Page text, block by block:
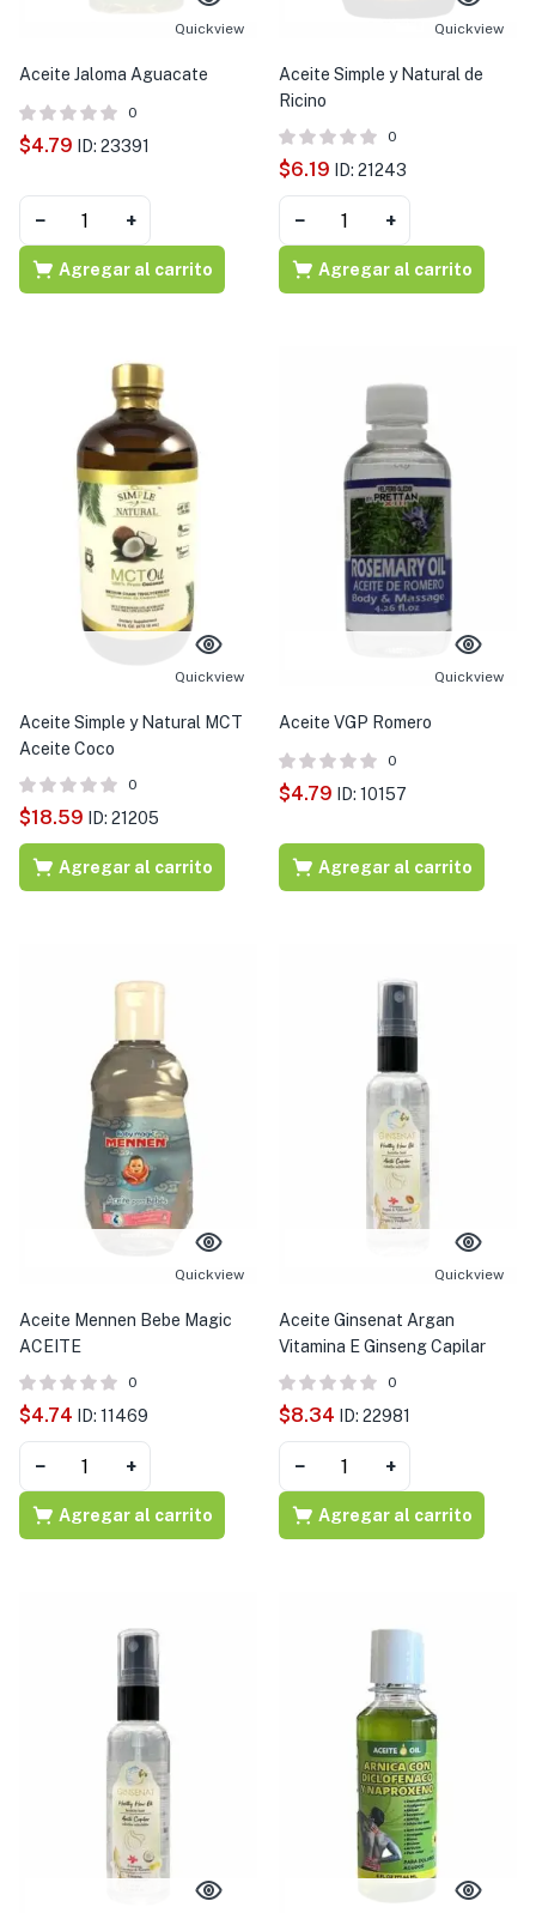
Quickview
Aceite Jaloma Aguacate
0
$4.79 ID: 23391
− +
Agregar al carrito
Quickview
Aceite Simple y Natural de
Ricino
0
$6.19 ID: 21243
− +
Agregar al carrito
Quickview
Aceite Simple y Natural MCT
Aceite Coco
0
$18.59 ID: 21205
Agregar al carrito
Quickview
Aceite VGP Romero
0
$4.79 ID: 10157
Agregar al carrito
Quickview
Aceite Mennen Bebe Magic
ACEITE
0
$4.74 ID: 11469
− +
Agregar al carrito
Quickview
Aceite Ginsenat Argan
Vitamina E Ginseng Capilar
0
$8.34 ID: 22981
− +
Agregar al carrito